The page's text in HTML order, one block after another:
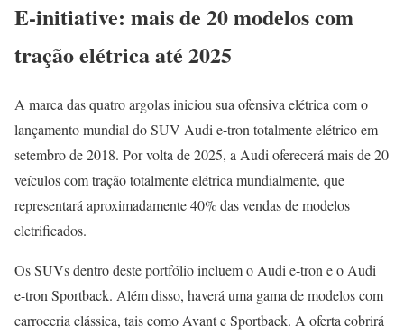
E-initiative: mais de 20 modelos com
tração elétrica até 2025
A marca das quatro argolas iniciou sua ofensiva elétrica com o
lançamento mundial do SUV Audi e-tron totalmente elétrico em
setembro de 2018. Por volta de 2025, a Audi oferecerá mais de 20
veículos com tração totalmente elétrica mundialmente, que
representará aproximadamente 40% das vendas de modelos
eletrificados.
Os SUVs dentro deste portfólio incluem o Audi e-tron e o Audi
e-tron Sportback. Além disso, haverá uma gama de modelos com
carroceria clássica, tais como Avant e Sportback. A oferta cobrirá